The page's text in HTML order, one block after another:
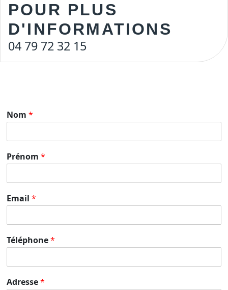
POUR PLUS
D'INFORMATIONS
04 79 72 32 15
Nom *
Prénom *
Email *
Téléphone*
Adresse*